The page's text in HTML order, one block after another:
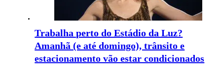
Trabalha perto do Estádio da Luz?
Amanhã (e até domingo), trânsito e
estacionamento vão estar condicionados